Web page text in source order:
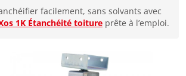
facilement, sans solvants avec
1K Étanchéité toiture prête à l’emploi.